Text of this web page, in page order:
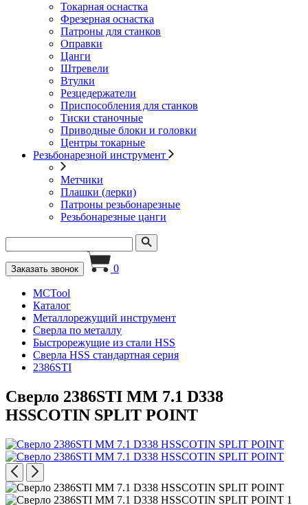
Токарная оснастка
Фрезерная оснастка
Патроны для станков
Оправки
Цанги
Штревели
Втулки
Резцедержатели
Приспособления для станков
Тиски станочные
Приводные блоки и головки
Центры токарные
Резьбонарезной инструмент
Метчики
Плашки (лерки)
Патроны резьбонарезные
Резьбонарезные цанги
Заказать звонок 0
MCTool
Каталог
Металлорежущий инструмент
Сверла по металлу
Быстрорежущие из стали HSS
Сверла HSS стандартная серия
2386STI
Сверло 2386STI MM 7.1 D338
HSSCOTIN SPLIT POINT